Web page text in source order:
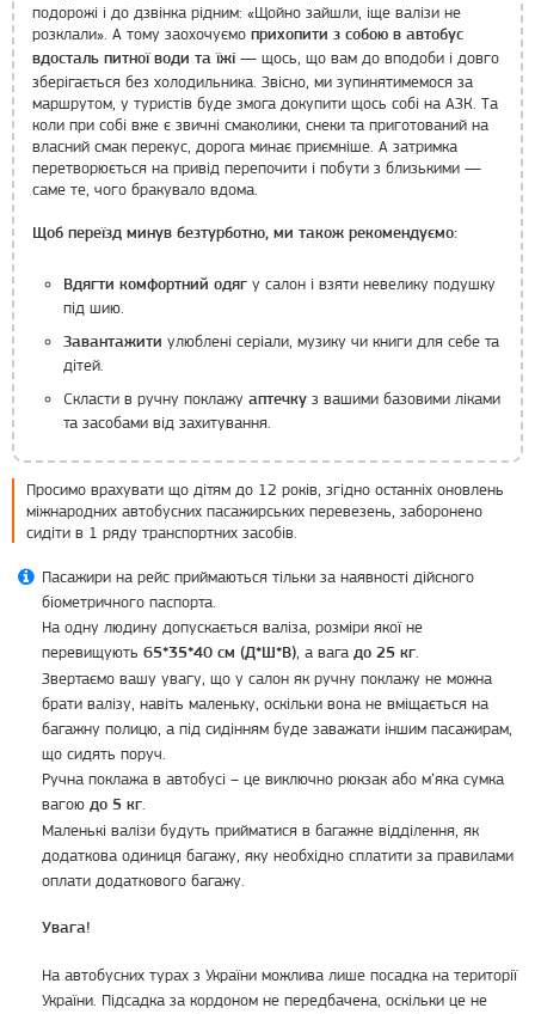
подорожі і до дзвінка рідним: «Щойно зайшли, іще валізи не
розклали». А тому заохочуємо прихопити з собою в автобус
вдосталь питної води та їжі — щось, що вам до вподоби і довго
зберігається без холодильника. Звісно, ми зупинятимемося за
маршрутом, у туристів буде змога докупити щось собі на АЗК. Та
коли при собі вже є звичні смаколики, снеки та приготований на
власний смак перекус, дорога минає приємніше. А затримка
перетворюється на привід перепочити і побути з близькими —
саме те, чого бракувало вдома.
Щоб переїзд минув безтурботно, ми також рекомендуємо:
Вдягти комфортний одяг у салон і взяти невелику подушку
під шию.
Завантажити улюблені серіали, музику чи книги для себе та
дітей.
Скласти в ручну поклажу аптечку з вашими базовими ліками
та засобами від захитування.
Просимо врахувати що дітям до 12 років, згідно останніх оновлень
міжнародних автобусних пасажирських перевезень, заборонено
сидіти в 1 ряду транспортних засобів.
Пасажири на рейс приймаються тільки за наявності дійсного
біометричного паспорта.
На одну людину допускається валіза, розміри якої не
перевищують 65*35*40 см (Д*Ш*В) , а вага до 25 кг
Звертаємо вашу увагу, що у салон як ручну поклажу не можна
брати валізу, навіть маленьку, оскільки вона не вміщається на
багажну полицю, а під сидінням буде заважати іншим пасажирам,
що сидять поруч.
Ручна поклажа в автобусі – це виключно рюкзак або м’яка сумка
вагою до 5 кг
Маленькі валізи будуть прийматися в багажне відділення, як
додаткова одиниця багажу, яку необхідно сплатити за правилами
оплати додаткового багажу.
Увага!
На автобусних турах з України можлива лише посадка на території
України. Підсадка за кордоном не передбачена, оскільки це не